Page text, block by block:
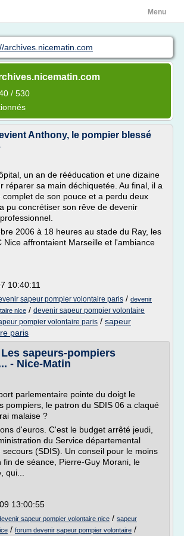
Menu
archives.nicematin.com
/ 530
Anthony, le pompier blessé
un an de rééducation et une dizaine
réparer sa main déchiquetée. Au final, il a
complet de son pouce et a perdu deux
pu concrétiser son rêve de devenir
2006 à 18 heures au stade du Ray, les
Nice affrontaient Marseille et l'ambiance
10:40:11
sapeur pompier volontaire paris / devenir
nice / devenir sapeur pompier volontaire
pompier volontaire paris / sapeur
paris
sapeurs-pompiers
- Nice-Matin
parlementaire pointe du doigt le
pompiers, le patron du SDIS 06 a claqué
malaise ?
d'euros. C'est le budget arrêté jeudi,
du Service départemental
(SDIS). Un conseil pour le moins
fin de séance, Pierre-Guy Morani, le
qui...
13:00:55
sapeur pompier volontaire nice / sapeur
/ forum devenir sapeur pompier volontaire /